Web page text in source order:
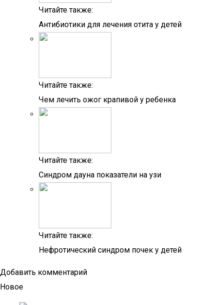
Читайте также:
Антибиотики для лечения отита у детей
Читайте также:
Чем лечить ожог крапивой у ребенка
Читайте также:
Синдром дауна показатели на узи
Читайте также:
Нефротический синдром почек у детей
Добавить комментарий
Новое